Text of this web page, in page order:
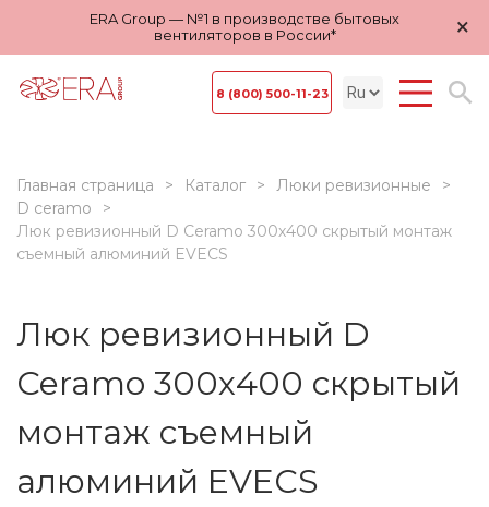
ERA Group — №1 в производстве бытовых
вентиляторов в России*
×
8 (800) 500-11-23
Главная страница Каталог
Люки ревизионные
D ceramo
Люк ревизионный D Ceramo 300х400 скрытый монтаж
съемный алюминий EVECS
Люк ревизионный D
Ceramo 300х400 скрытый
монтаж съемный
алюминий EVECS